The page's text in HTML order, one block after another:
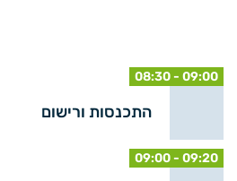
08:30 - 09:00
התכנסות ורישום
09:00 - 09:20